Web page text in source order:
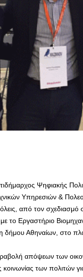
Ψηφιακής
Υπηρεσιών &
από τον
το Εργαστήριο
δήμου Αθηναίων, στο
απόψεων των
των πολιτών